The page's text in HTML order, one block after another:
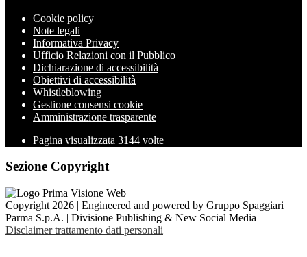
Cookie policy
Note legali
Informativa Privacy
Ufficio Relazioni con il Pubblico
Dichiarazione di accessibilità
Obiettivi di accessibilità
Whistleblowing
Gestione consensi cookie
Amministrazione trasparente
Pagina visualizzata 3144 volte
Sezione Copyright
Copyright 2026 | Engineered and powered by Gruppo Spaggiari
Parma S.p.A. | Divisione Publishing & New Social Media
Disclaimer trattamento dati personali